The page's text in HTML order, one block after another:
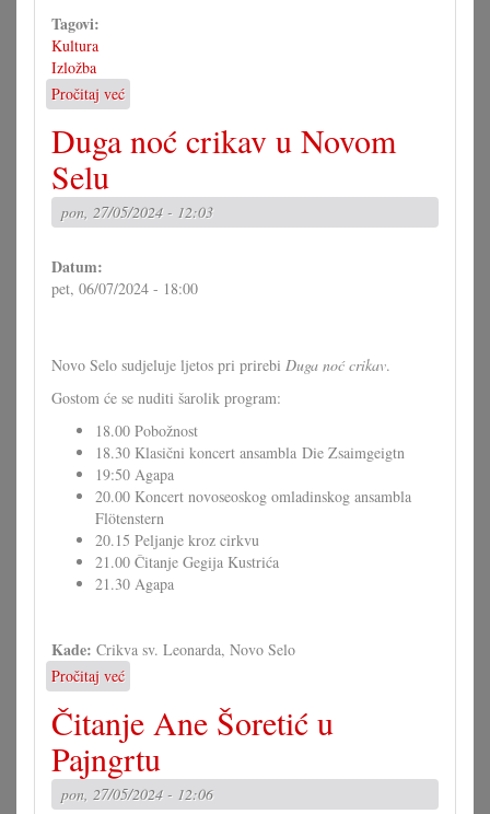
Tagovi:
Kultura
Izložba
Pročitaj već
Cvijeti
ki
vječno
su
u
Duga noć crikav u Novom
Selu
pon, 27/05/2024 - 12:03
Datum:
pet, 06/07/2024 - 18:00
Novo Selo sudjeluje ljetos pri prirebi Duga noć crikav.
Gostom će se nuditi šarolik program:
18.00 Pobožnost
18.30 Klasični koncert ansambla Die Zsaimgeigtn
19:50 Agapa
20.00 Koncert novoseoskog omladinskog ansambla
Flötenstern
20.15 Peljanje kroz cirkvu
21.00 Čitanje Gegija Kustrića
21.30 Agapa
Kade: Crikva sv. Leonarda, Novo Selo
Pročitaj već
Duga
noć
crikav
u
Novom
Selu
Čitanje Ane Šoretić u
Pajngrtu
pon, 27/05/2024 - 12:06